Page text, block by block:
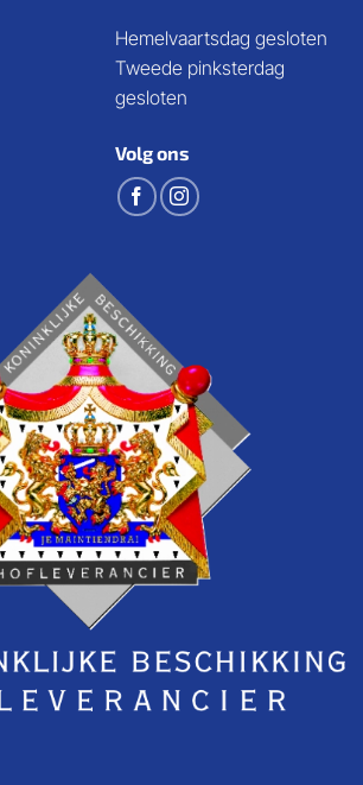
Hemelvaartsdag gesloten
Tweede pinksterdag
gesloten
Volg ons